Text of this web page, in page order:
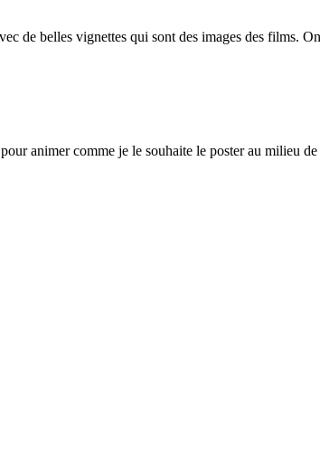
de belles vignettes qui sont des images des films.
animer comme je le souhaite le poster au milieu